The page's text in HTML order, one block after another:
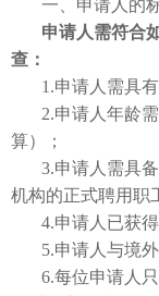
一、申请人的
申请人需符合
查：
1.申请人需具
2.申请人年龄
算）；
3.申请人需具
机构的正式聘用职
4.申请人已获
5.申请人与境
6.每位申请人